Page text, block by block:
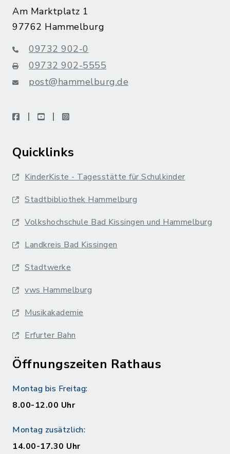
Am Marktplatz 1
97762 Hammelburg
09732 902-0
09732 902-5555
post@hammelburg.de
facebookyoutubeinstagram
Quicklinks
KinderKiste - Tagesstätte für Schulkinder
Stadtbibliothek Hammelburg
Volkshochschule Bad Kissingen und Hammelburg
Landkreis Bad Kissingen
Stadtwerke
vws Hammelburg
Musikakademie
Erfurter Bahn
Öffnungszeiten Rathaus
Montag bis Freitag:
8.00-12.00 Uhr
Montag zusätzlich:
14.00-17.30 Uhr